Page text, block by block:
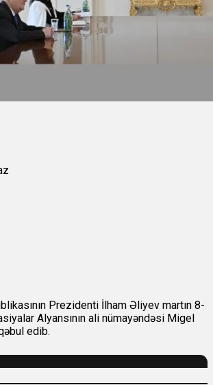
Prezidenti İlham Əliyev martın 8-
Alyansının ali nümayəndəsi Migel
edib.